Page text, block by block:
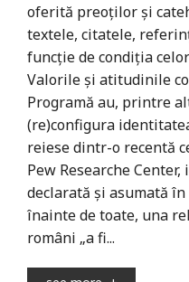
oferită preoților și
textele, citatele,
funcție de condiția
Valorile și atitudinile
Programă au, printre
(re)configura
reiese dintr-o recentă
Pew Researche
declarată și asumată
înainte de toate, una
români „a fi...